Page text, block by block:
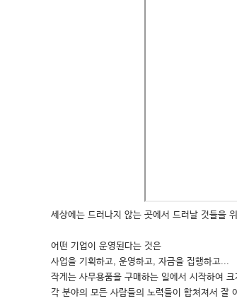
세상에는 드러나지 않는 곳에서 드러날 것들을
어떤 기업이 운영된다는 것은
사업을 기획하고, 운영하고, 자금을 집행하고...
작게는 사무용품을 구매하는 일에서 시작하여
각 분야의 모든 사람들의 노력들이 합쳐져서 잘